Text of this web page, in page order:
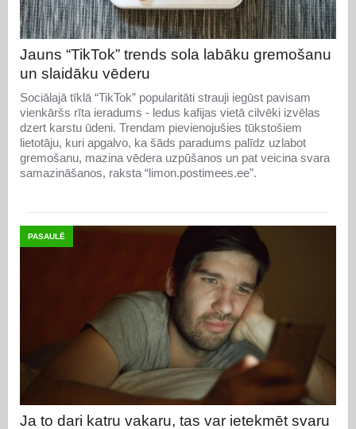
Jauns “TikTok” trends sola labāku gremošanu
un slaidāku vēderu
Sociālajā tīklā “TikTok” popularitāti strauji iegūst pavisam
vienkāršs rīta ieradums - ledus kafijas vietā cilvēki izvēlas
dzert karstu ūdeni. Trendam pievienojušies tūkstošiem
lietotāju, kuri apgalvo, ka šāds paradums palīdz uzlabot
gremošanu, mazina vēdera uzpūšanos un pat veicina svara
samazināšanos, raksta “limon.postimees.ee”.
PASAULĒ
Ja to dari katru vakaru, tas var ietekmēt svaru